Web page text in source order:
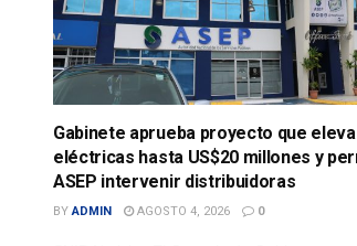
Gabinete aprueba proyecto que
eléctricas hasta US$20 millones y
ASEP intervenir distribuidoras
BY ADMIN AGOSTO 4, 2026 0